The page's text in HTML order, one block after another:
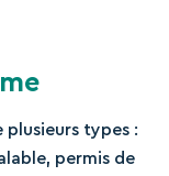
plusieurs types :
permis de